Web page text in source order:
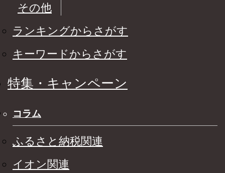
その他
ランキングからさがす
キーワードからさがす
特集・キャンペーン
コラム
ふるさと納税関連
イオン関連